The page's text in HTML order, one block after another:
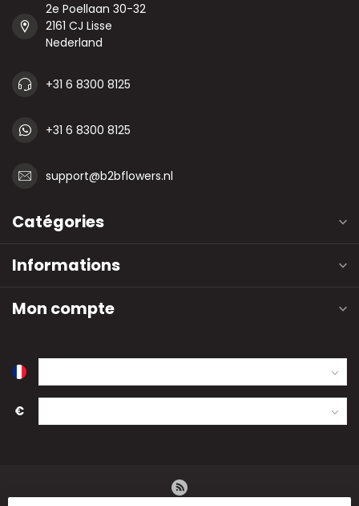
2e Poellaan 30-32
2161 CJ Lisse
Nederland
+31 6 8300 8125
+31 6 8300 8125
support@b2bflowers.nl
Catégories
Informations
Mon compte
€